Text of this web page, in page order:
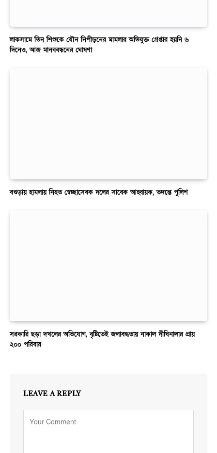
লাকসামে তিন শিশুকে যৌন নিপীড়নের মামলার অভিযুক্ত গ্রেপ্তার হয়নি ৬
দিনেও, আজ মানববন্ধনের ঘোষণা
বগুড়ায় হামলায় নিহত স্বেচ্ছাসেবক দলের সাবেক আহ্বায়ক, তদন্তে পুলিশ
সরকারি ছড়া দখলের অভিযোগ, বৃষ্টিতেই জলাবদ্ধতায় নাকাল দীঘিনালার প্রায়
২০০ পরিবার
LEAVE A REPLY